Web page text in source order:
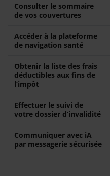
Consulter le sommaire
de vos couvertures
Accéder à la plateforme
de navigation santé
Obtenir la liste des frais
déductibles aux fins de
l’impôt
Effectuer le suivi de
votre dossier d’invalidité
Communiquer avec iA
par messagerie sécurisée